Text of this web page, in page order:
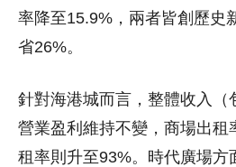
率降至15.9%，兩者皆創歷史
省26%。
針對海港城而言，整體收入（
營業盈利維持不變，商場出租
租率則升至93%。時代廣場方